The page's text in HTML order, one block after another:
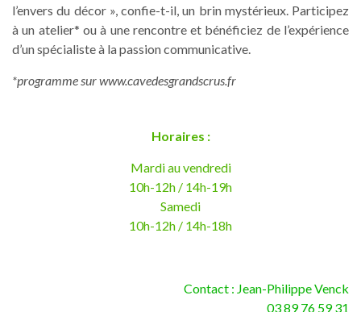
l’envers du décor », confie-t-il, un brin mystérieux. Participez
à un atelier* ou à une rencontre et bénéficiez de l’expérience
d’un spécialiste à la passion communicative.
*programme sur www.cavedesgrandscrus.fr
Horaires :
Mardi au vendredi
10h-12h / 14h-19h
Samedi
10h-12h / 14h-18h
Contact : Jean-Philippe Venck
03 89 76 59 31